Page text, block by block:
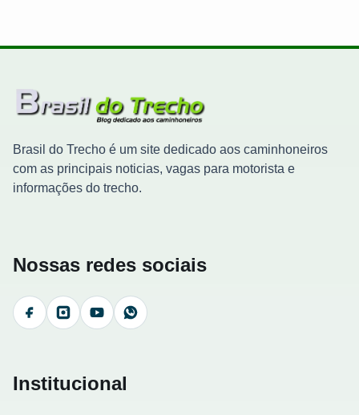
Brasil do Trecho é um site dedicado aos caminhoneiros
com as principais noticias, vagas para motorista e
informações do trecho.
Nossas redes sociais
FacebookInstagramYouTubeWhatsApp
Institucional